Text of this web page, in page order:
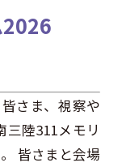
さま、視察や
陸311メモリ
皆さまと会場